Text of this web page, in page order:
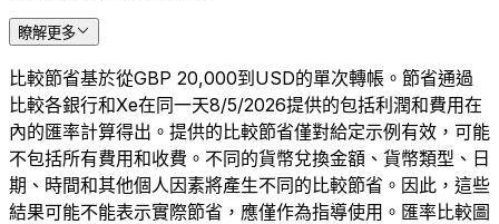
瞭解更多
比較節省基於從GBP 20,000到USD的單次轉帳。節省通過
比較各銀行和Xe在同一天8/5/2026提供的包括利潤和費用在
內的匯率計算得出。提供的比較節省僅對給定示例有效，可能
不包括所有費用和收費。不同的貨幣兌換金額、貨幣類型、日
期、時間和其他個人因素將產生不同的比較節省。因此，這些
結果可能不能表示實際節省，應僅作為指導使用。匯率比較圖